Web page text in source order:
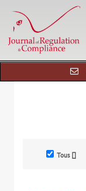
Tous []